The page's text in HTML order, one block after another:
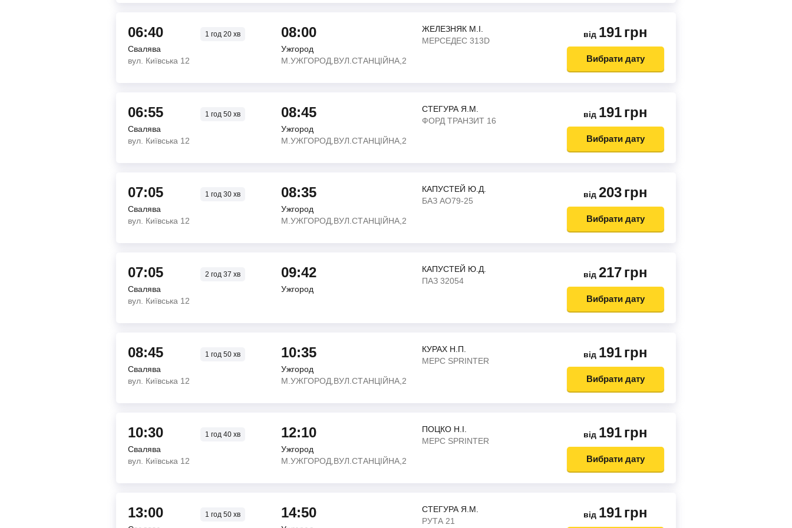
06:40 1 год20 хв
Свалява
вул. Київська 12
08:00
Ужгород
М.УЖГОРОД,ВУЛ.СТАНЦІЙНА,2
ЖЕЛЕЗНЯК М.І.
МЕРСЕДЕС 313D
від 191грн
Вибрати дату
06:55 1 год50 хв
Свалява
вул. Київська 12
08:45
Ужгород
М.УЖГОРОД,ВУЛ.СТАНЦІЙНА,2
СТЕГУРА Я.М.
ФОРД ТРАНЗИТ 16
від 191грн
Вибрати дату
07:05 1 год30 хв
Свалява
вул. Київська 12
08:35
Ужгород
М.УЖГОРОД,ВУЛ.СТАНЦІЙНА,2
КАПУСТЕЙ Ю.Д.
БАЗ АО79-25
від 203грн
Вибрати дату
07:05 2 год37 хв
Свалява
вул. Київська 12
09:42
Ужгород
КАПУСТЕЙ Ю.Д.
ПАЗ 32054
від 217грн
Вибрати дату
08:45 1 год50 хв
Свалява
вул. Київська 12
10:35
Ужгород
М.УЖГОРОД,ВУЛ.СТАНЦІЙНА,2
КУРАХ Н.П.
МЕРС SPRINTER
від 191грн
Вибрати дату
10:30 1 год40 хв
Свалява
вул. Київська 12
12:10
Ужгород
М.УЖГОРОД,ВУЛ.СТАНЦІЙНА,2
ПОЦКО Н.І.
МЕРС SPRINTER
від 191грн
Вибрати дату
13:00 1 год50 хв 14:50
СТЕГУРА Я.М.
РУТА 21
від 191грн